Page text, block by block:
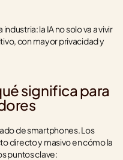
la IA no solo va a vivir
con mayor privacidad y
significa para
de smartphones. Los
directo y masivo en cómo la
puntos clave: